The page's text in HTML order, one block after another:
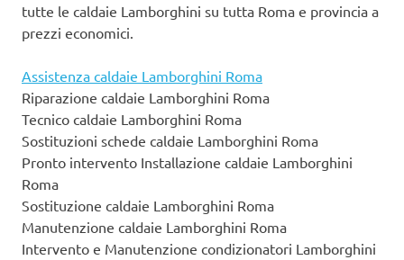
tutte le caldaie Lamborghini su tutta Roma e provincia a
prezzi economici.
Assistenza caldaie Lamborghini Roma
Riparazione caldaie Lamborghini Roma
Tecnico caldaie Lamborghini Roma
Sostituzioni schede caldaie Lamborghini Roma
Pronto intervento Installazione caldaie Lamborghini
Roma
Sostituzione caldaie Lamborghini Roma
Manutenzione caldaie Lamborghini Roma
Intervento e Manutenzione condizionatori Lamborghini